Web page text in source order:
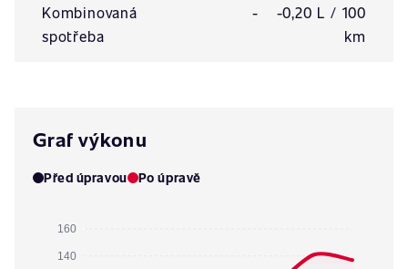
Kombinovaná
spotřeba
-
-0,20 L / 100
km
Graf výkonu
Před úpravou Po úpravě
160
140